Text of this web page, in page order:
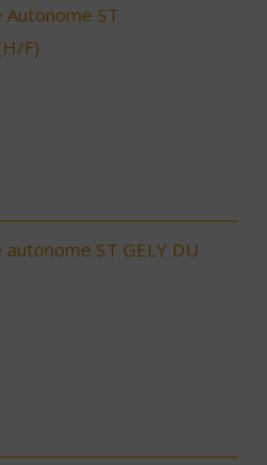
Autonome ST
F)
ST GELY DU